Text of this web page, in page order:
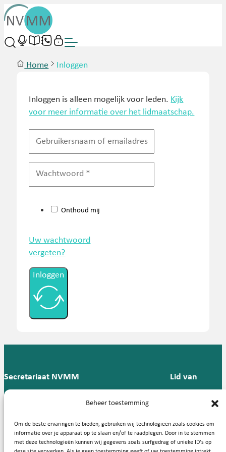
Beheer toestemming
Om de beste ervaringen te bieden, gebruiken wij technologieën zoals cookies om
informatie over je apparaat op te slaan en/of te raadplegen. Door in te stemmen
met deze technologieën kunnen wij gegevens zoals surfgedrag of unieke ID's op
Home Inloggen
Inloggen is alleen mogelijk voor leden. Kijk
voor meer informatie over het lidmaatschap.
Onthoud mij
Uw wachtwoord
vergeten?
Inloggen
Secretariaat NVMM
Groningen
T: 088 -
57
Lid van